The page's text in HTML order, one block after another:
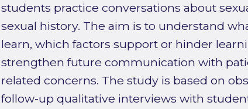
students practice conversations about
sexual history. The aim is to understand
learn, which factors support or hinder
strengthen future communication with
related concerns. The study is based on
follow-up qualitative interviews with